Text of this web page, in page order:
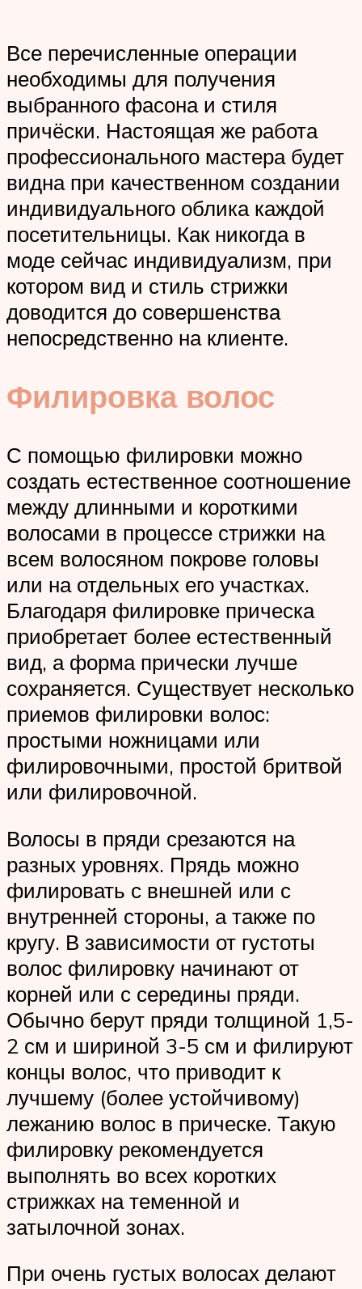
Все перечисленные операции
необходимы для получения
выбранного фасона и стиля
причёски. Настоящая же работа
профессионального мастера будет
видна при качественном создании
индивидуального облика каждой
посетительницы. Как никогда в
моде сейчас индивидуализм, при
котором вид и стиль стрижки
доводится до совершенства
непосредственно на клиенте.
Филировка волос
С помощью филировки можно
создать естественное соотношение
между длинными и короткими
волосами в процессе стрижки на
всем волосяном покрове головы
или на отдельных его участках.
Благодаря филировке прическа
приобретает более естественный
вид, а форма прически лучше
сохраняется. Существует несколько
приемов филировки волос:
простыми ножницами или
филировочными, простой бритвой
или филировочной.
Волосы в пряди срезаются на
разных уровнях. Прядь можно
филировать с внешней или с
внутренней стороны, а также по
кругу. В зависимости от густоты
волос филировку начинают от
корней или с середины пряди.
Обычно берут пряди толщиной 1,5-
2 см и шириной 3-5 см и филируют
концы волос, что приводит к
лучшему (более устойчивому)
лежанию волос в прическе. Такую
филировку рекомендуется
выполнять во всех коротких
стрижках на теменной и
затылочной зонах.
При очень густых волосах делают